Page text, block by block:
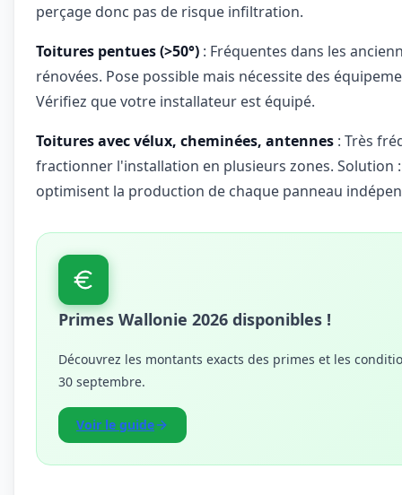
perçage donc pas de risque infiltration.
Toitures pentues (>50°) : Fréquentes dans les
rénovées. Pose possible mais nécessite des
Vérifiez que votre installateur est équipé.
Toitures avec vélux, cheminées, antennes : Très
fractionner l'installation en plusieurs zones. Solution
optimisent la production de chaque panneau
Primes Wallonie 2026 disponibles !
Découvrez les montants exacts des primes et les
30 septembre.
Voir le guide